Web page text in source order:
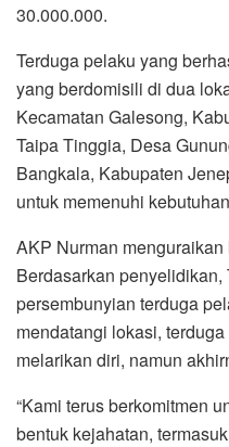
30.000.000.
Terduga pelaku yang
yang berdomisili di dua
Kecamatan Galesong,
Taipa Tinggia, Desa
Bangkala, Kabupaten
untuk memenuhi
AKP Nurman
Berdasarkan
persembunyian terduga
mendatangi lokasi,
melarikan diri, namun
“Kami terus berkomitmen
bentuk kejahatan,